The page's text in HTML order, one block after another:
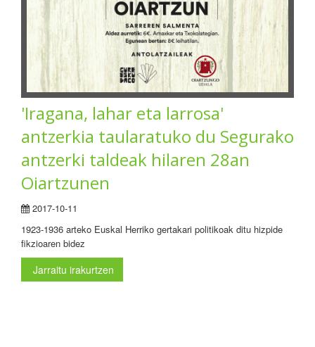
'Iragana, lahar eta larrosa'
antzerkia taularatuko du Segurako
antzerki taldeak hilaren 28an
Oiartzunen
2017-10-11
1923-1936 arteko Euskal Herriko gertakari politikoak ditu hizpide
fikzioaren bidez
Jarraitu irakurtzen